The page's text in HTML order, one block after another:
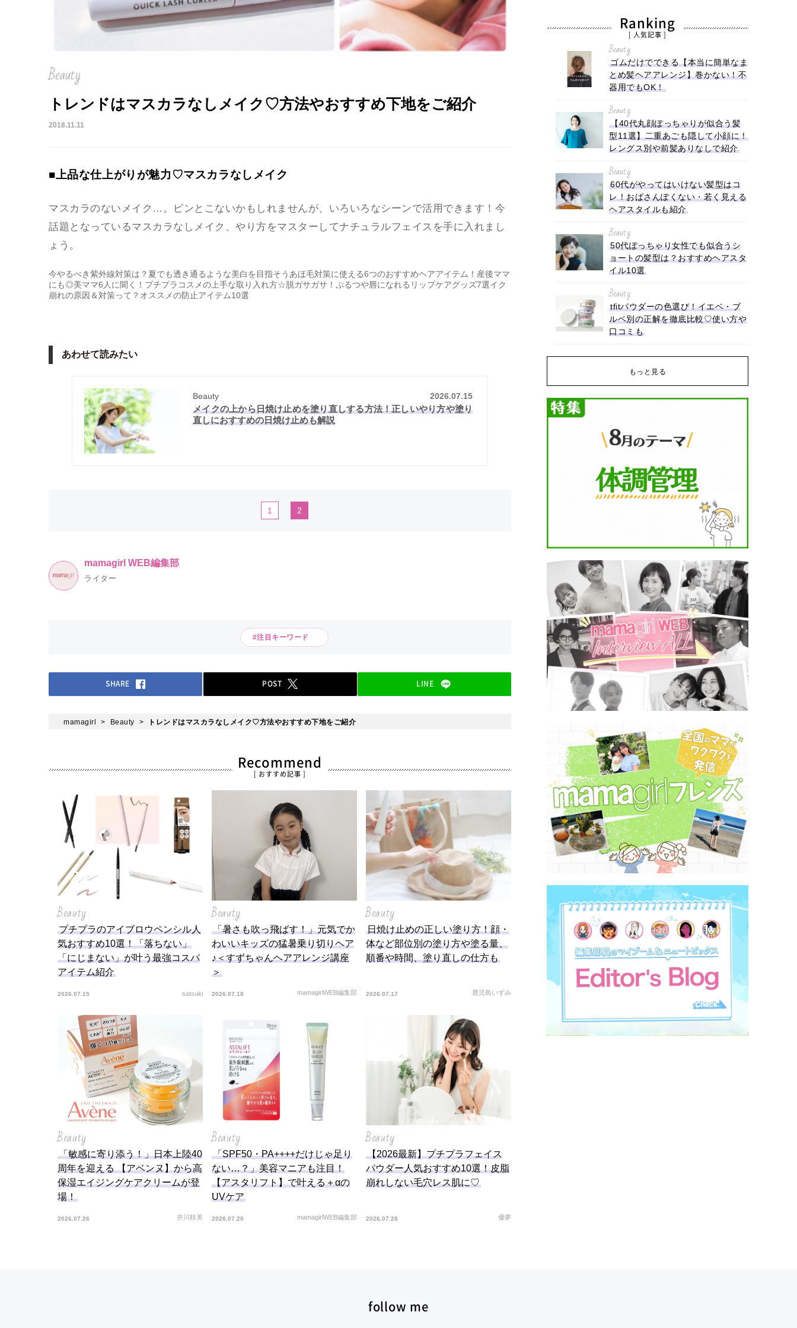
Beauty
トレンドはマスカラなしメイク♡方法やおすすめ下地をご紹介
2018.11.11
■上品な仕上がりが魅力♡マスカラなしメイク
マスカラのないメイク…。ピンとこないかもしれませんが、いろいろなシーンで活用できます！今
話題となっているマスカラなしメイク、やり方をマスターしてナチュラルフェイスを手に入れまし
ょう。
今やるべき紫外線対策は？夏でも透き通るような美白を目指そう あほ毛対策に使える6つのおすすめヘアアイテム！産後ママ
にも◎美ママ6人に聞く！プチプラコスメの上手な取り入れ方☆脱ガサガサ！ぷるつや唇になれるリップケアグッズ7選イク
崩れの原因＆対策って？オススメの防止アイテム10選
あわせて読みたい
Beauty 2026.07.15
メイクの上から日焼け止めを塗り直しする方法！正しいやり方や塗り
直しにおすすめの日焼け止めも解説
1 2
mamagirl WEB編集部
ライター
#注目キーワード
SHARE POST LINE
mamagirl Beauty トレンドはマスカラなしメイク♡方法やおすすめ下地をご紹介
Recommend
[ おすすめ記事 ]
Beauty
プチプラのアイブロウペンシル人
気おすすめ10選！「落ちない」
「にじまない」が叶う最強コスパ
アイテム紹介
2026.07.15 satsuki
Beauty
「暑さも吹っ飛ばす！」元気でか
わいいキッズの猛暑乗り切りヘア
♪＜すずちゃんヘアアレンジ講座
＞
2026.07.18 mamagirlWEB編集部
Beauty
日焼け止めの正しい塗り方！顔・
体など部位別の塗り方や塗る量、
順番や時間、塗り直しの仕方も
2026.07.17 鹿児島いずみ
Beauty
「敏感に寄り添う！」日本上陸40
周年を迎える 【アベンヌ】から高
保湿エイジングケアクリームが登
場！
2026.07.26 井川枝美
Beauty
「SPF50・PA++++だけじゃ足り
ない…？」美容マニアも注目！
【アスタリフト】で叶える＋αの
UVケア
2026.07.20 mamagirlWEB編集部
Beauty
【2026最新】プチプラフェイス
パウダー人気おすすめ10選！皮脂
崩れしない毛穴レス肌に♡
2026.07.28 優夢
Ranking
[ 人気記事 ]
Beauty
ゴムだけでできる【本当に簡単なま
とめ髪ヘアアレンジ】巻かない！不
器用でもOK！
Beauty
【40代丸顔ぽっちゃりが似合う髪
型11選】二重あごも隠して小顔に！
レングス別や前髪ありなしで紹介
Beauty
60代がやってはいけない髪型はコ
レ！おばさんぽくない・若く見える
ヘアスタイルも紹介
Beauty
50代ぽっちゃり女性でも似合うシ
ョートの髪型は？おすすめヘアスタ
イル10選
Beauty
tfitパウダーの色選び！イエベ・ブ
ルベ別の正解を徹底比較♡使い方や
口コミも
もっと見る
follow me